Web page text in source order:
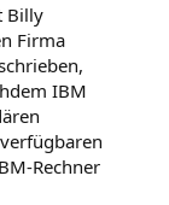
Billy
Firma
IBM
Rechner